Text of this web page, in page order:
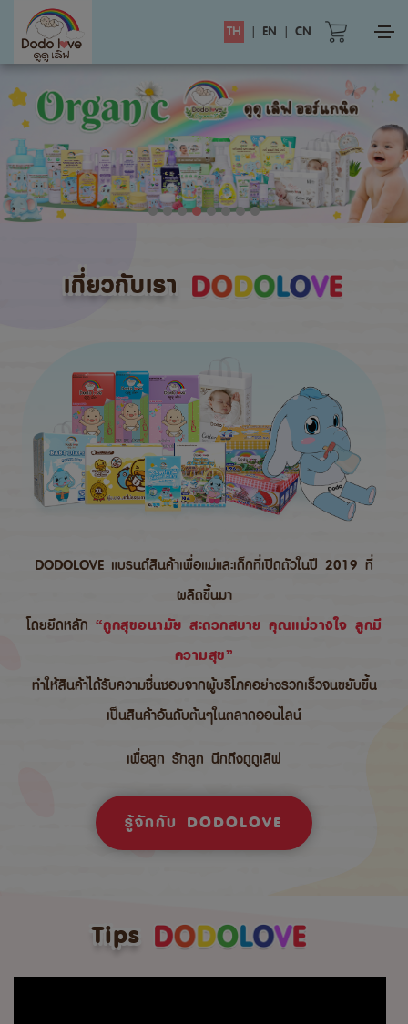
TH | EN | CN
เกี่ยวกับเรา
DODOLOVE แบรนด์สินค้าเพื่อแม่และเด็กที่เปิดตัวในปี 2019 ที่
ผลิตขึ้นมา
โดยยึดหลัก “ถูกสุขอนามัย สะดวกสบาย คุณแม่วางใจ ลูกมี
ความสุข”
ทำให้สินค้าได้รับความชื่นชอบจากผู้บริโภคอย่างรวกเร็วจนขยับขึ้น
เป็นสินค้าอันดับต้นๆในตลาดออนไลน์
เพื่อลูก รักลูก นึกถึงดูดูเลิฟ
รู้จักกับ DODOLOVE
Tips